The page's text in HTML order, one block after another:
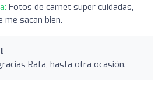
Fotos de carnet super cuidadas,
me sacan bien.
Rafa, hasta otra ocasión.